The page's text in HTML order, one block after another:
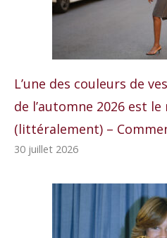
L’une des couleurs de
de l’automne 2026 est
(littéralement) –
30 juillet 2026